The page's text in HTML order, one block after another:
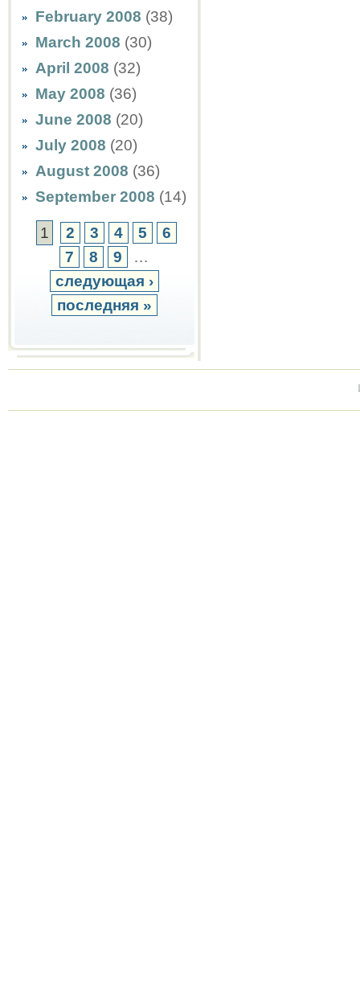
February 2008 (38)
March 2008 (30)
April 2008 (32)
May 2008 (36)
June 2008 (20)
July 2008 (20)
August 2008 (36)
September 2008 (14)
1 2 3 4 5
6
7
8 9
…
следующая ›
последняя »